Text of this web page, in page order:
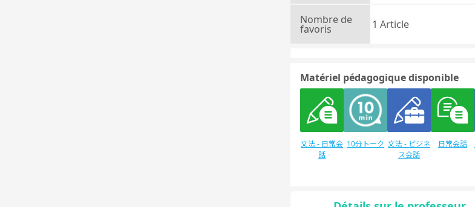
Nombre de
favoris 1 Article
Matériel pédagogique disponible
文法 - 日常会
話
10分トーク 文法 - ビジネ
ス会話
日常会話